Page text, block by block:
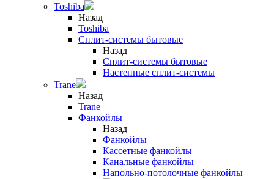
Toshiba
Назад
Toshiba
Сплит-системы бытовые
Назад
Сплит-системы бытовые
Настенные сплит-системы
Trane
Назад
Trane
Фанкойлы
Назад
Фанкойлы
Кассетные фанкойлы
Канальные фанкойлы
Напольно-потолочные фанкойлы